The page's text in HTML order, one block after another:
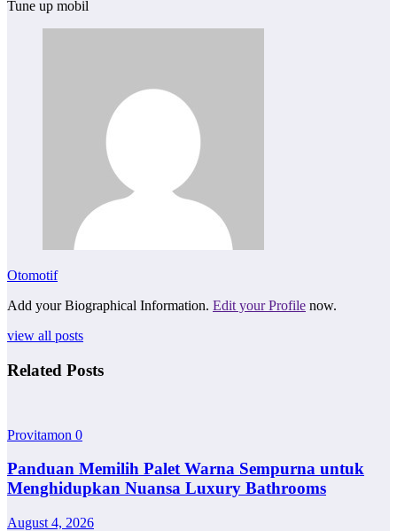
Tune up mobil
Otomotif
Add your Biographical Information. Edit your Profile now.
view all posts
Related Posts
Provitamon 0
Panduan Memilih Palet Warna Sempurna untuk
Menghidupkan Nuansa Luxury Bathrooms
August 4, 2026